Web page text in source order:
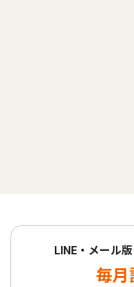
LINE・メール
毎月